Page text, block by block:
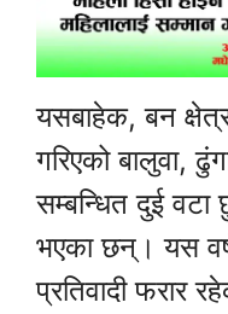
यसबाहेक, बन
गरिएको बालुवा,
सम्बन्धित दुई वटा
भएका छन्। यस
प्रतिवादी फरार